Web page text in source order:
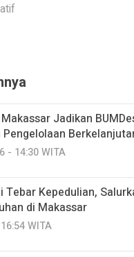
Jadikan
- 14:30 WITA
Tebar Kepedulian,
di Makassar
WITA